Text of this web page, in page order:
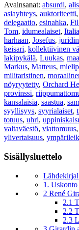
Avainsanat: absurdi,
asiayhteys, auktoriteetti,
delegaatio, esinahka,
Tom, idumealaiset, Italia
harhaan, Josefus,
keisari, kollektiivinen
lakipykälä, Luukas,
Markus, Matteus,
militaristinen,
nöyryytetty, Orchard
provinssi,
kansalaisia, saastua,
syyllisyys, syyrialaiset,
totuus, uhri,
valtaväestö, viattomuus,
ylivertaisuus,
Sisällysluettelo
1.
2 René
2.1
2.2
2.3